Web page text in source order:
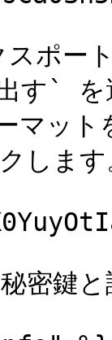
ート
す` を
ーマ
します
鍵と